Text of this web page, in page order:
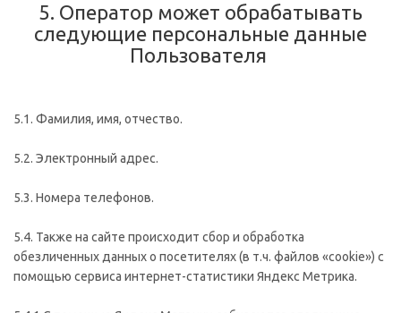
5. Оператор может обрабатывать
следующие персональные данные
Пользователя
5.1. Фамилия, имя, отчество.
5.2. Электронный адрес.
5.3. Номера телефонов.
5.4. Также на сайте происходит сбор и обработка
обезличенных данных о посетителях (в т.ч. файлов «cookie») с
помощью сервиса интернет-статистики Яндекс Метрика.